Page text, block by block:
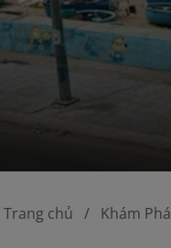
Trang chủ Khám Phá